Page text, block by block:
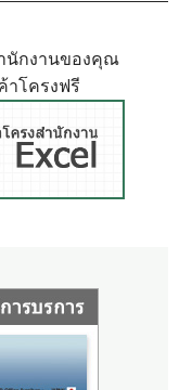
นักงานของคุณ
าโครงฟรี